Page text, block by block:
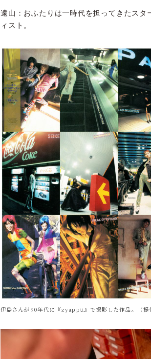
遠山：おふたりは一時代を担ってきたス
ィスト。
伊島さんが90年代に『zyappu』で撮影した作品。（提